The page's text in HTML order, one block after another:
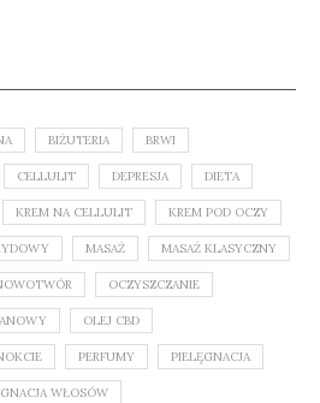
BIŻUTERIA BRWI
CELLULIT DEPRESJA DIETA
KREM NA CELLULIT KREM POD OCZY
MASAŻ MASAŻ KLASYCZNY
OCZYSZCZANIE
OLEJ CBD
PERFUMY PIELĘGNACJA
WŁOSÓW